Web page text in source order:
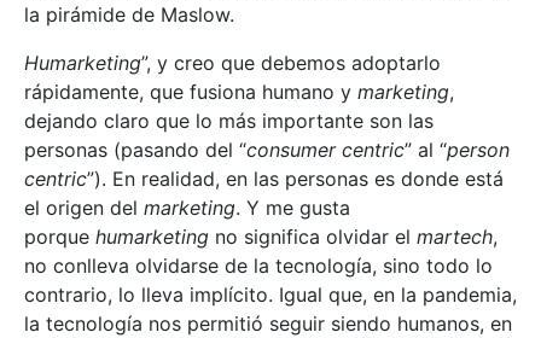
la pirámide de Maslow.
Humarketing”, y creo que debemos adoptarlo
rápidamente, que fusiona humano y marketing,
dejando claro que lo más importante son las
personas (pasando del “consumer centric” al “person
centric”). En realidad, en las personas es donde está
el origen del marketing. Y me gusta
porque humarketing no significa olvidar el martech,
no conlleva olvidarse de la tecnología, sino todo lo
contrario, lo lleva implícito. Igual que, en la pandemia,
la tecnología nos permitió seguir siendo humanos, en